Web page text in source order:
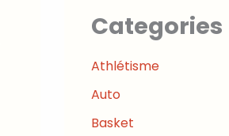
Categories
Athlétisme
Auto
Basket